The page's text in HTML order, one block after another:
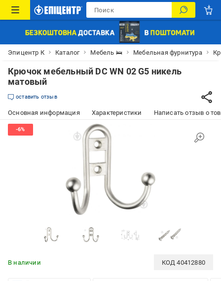
Эпицентр К Каталог Мебель 🛌 Мебельная фурнитура
Крючок мебельный DC WN 02 G5 никель
матовый
оставить отзыв
Основная информация Характеристики Написать отзыв о
В наличии КОД40412880